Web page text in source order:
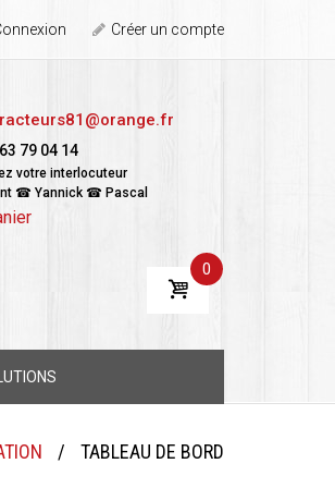
Créer un compte
79 04 14
votre interlocuteur
☎ Yannick ☎ Pascal
0
/ TABLEAU DE BORD